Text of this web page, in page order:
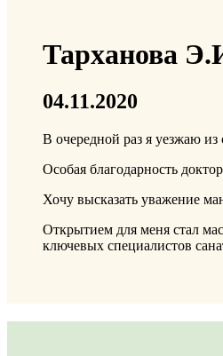
Тарханова
04.11.2020
В очередной раз я уезжаю из
Особая благодарность
Хочу высказать уважение
Открытием для меня стал
ключевых специалистов